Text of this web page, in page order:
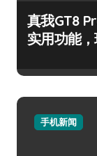
真我GT8
实用功能
手机新闻